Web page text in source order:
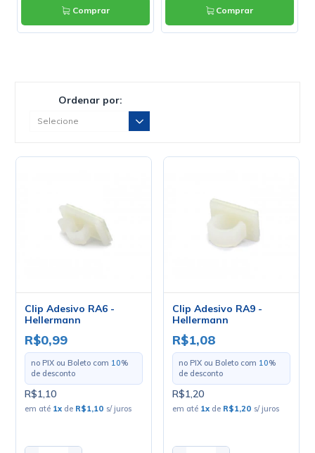
Comprar Comprar
Ordenar por:
Clip Adesivo RA6 -
Hellermann
R$0,99
no PIX ou Boleto com 10%
de desconto
R$1,10
em até 1x de R$1,10 s/ juros
Clip Adesivo RA9 -
Hellermann
R$1,08
no PIX ou Boleto com 10%
de desconto
R$1,20
em até 1x de R$1,20 s/ juros